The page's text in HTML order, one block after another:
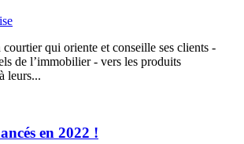
qui oriente et conseille ses clients -
de l’immobilier - vers les produits
leurs...
en 2022 !